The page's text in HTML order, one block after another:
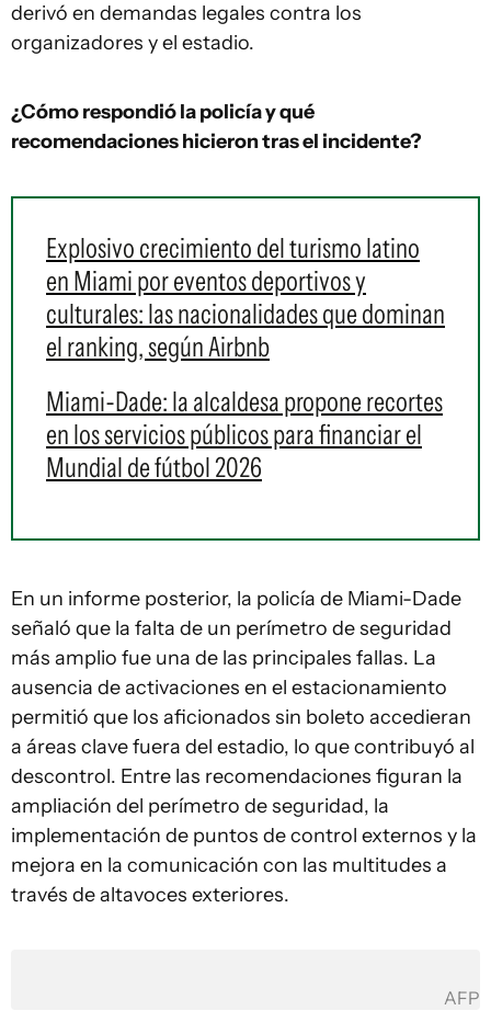
derivó en demandas legales contra los
organizadores y el estadio.
¿Cómo respondió la policía y qué
recomendaciones hicieron tras el incidente?
Explosivo crecimiento del turismo latino
en Miami por eventos deportivos y
culturales: las nacionalidades que dominan
el ranking, según Airbnb
Miami-Dade: la alcaldesa propone recortes
en los servicios públicos para financiar el
Mundial de fútbol 2026
En un informe posterior, la policía de Miami-Dade
señaló que la falta de un perímetro de seguridad
más amplio fue una de las principales fallas. La
ausencia de activaciones en el estacionamiento
permitió que los aficionados sin boleto accedieran
a áreas clave fuera del estadio, lo que contribuyó al
descontrol. Entre las recomendaciones figuran la
ampliación del perímetro de seguridad, la
implementación de puntos de control externos y la
mejora en la comunicación con las multitudes a
través de altavoces exteriores.
AFP